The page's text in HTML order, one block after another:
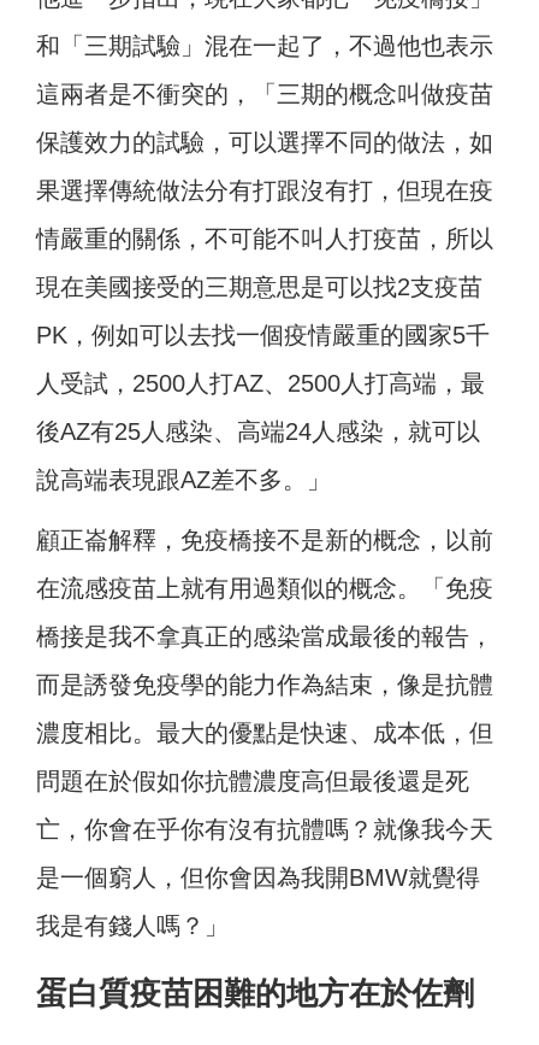
和「三期試驗」混在一起了，不過他也表示
這兩者是不衝突的，「三期的概念叫做疫苗
保護效力的試驗，可以選擇不同的做法，如
果選擇傳統做法分有打跟沒有打，但現在疫
情嚴重的關係，不可能不叫人打疫苗，所以
現在美國接受的三期意思是可以找2支疫苗
PK，例如可以去找一個疫情嚴重的國家5千
人受試，2500人打AZ、2500人打高端，最
後AZ有25人感染、高端24人感染，就可以
說高端表現跟AZ差不多。」
顧正崙解釋，免疫橋接不是新的概念，以前
在流感疫苗上就有用過類似的概念。「免疫
橋接是我不拿真正的感染當成最後的報告，
而是誘發免疫學的能力作為結束，像是抗體
濃度相比。最大的優點是快速、成本低，但
問題在於假如你抗體濃度高但最後還是死
亡，你會在乎你有沒有抗體嗎？就像我今天
是一個窮人，但你會因為我開BMW就覺得
我是有錢人嗎？」
蛋白質疫苗困難的地方在於佐劑